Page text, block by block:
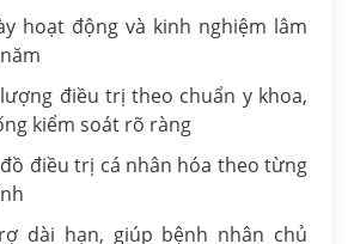
hoạt động và kinh nghiệm lâm
điều trị theo chuẩn y khoa,
kiểm soát rõ ràng
đồ điều trị cá nhân hóa theo từng
dài hạn, giúp bệnh nhân chủ